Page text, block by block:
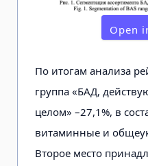
Open
По итогам анализа
группа «БАД,
целом» –27,1%, в
витаминные и
Второе место